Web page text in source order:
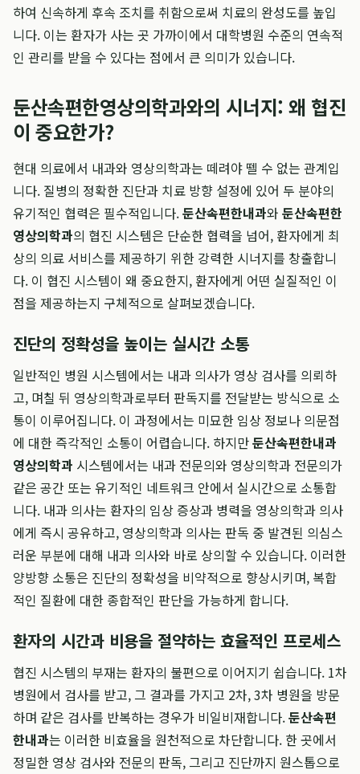
하여 신속하게 후속 조치를 취함으로써 치료의 완성도를 높입
니다. 이는 환자가 사는 곳 가까이에서 대학병원 수준의 연속적
인 관리를 받을 수 있다는 점에서 큰 의미가 있습니다.
둔산속편한영상의학과와의 시너지: 왜 협진
이 중요한가?
현대 의료에서 내과와 영상의학과는 떼려야 뗄 수 없는 관계입
니다. 질병의 정확한 진단과 치료 방향 설정에 있어 두 분야의
유기적인 협력은 필수적입니다.둔산속편한내과와 둔산속편한
영상의학과의 협진 시스템은 단순한 협력을 넘어, 환자에게 최
상의 의료 서비스를 제공하기 위한 강력한 시너지를 창출합니
다. 이 협진 시스템이 왜 중요한지, 환자에게 어떤 실질적인 이
점을 제공하는지 구체적으로 살펴보겠습니다.
진단의 정확성을 높이는 실시간 소통
일반적인 병원 시스템에서는 내과 의사가 영상 검사를 의뢰하
고, 며칠 뒤 영상의학과로부터 판독지를 전달받는 방식으로 소
통이 이루어집니다. 이 과정에서는 미묘한 임상 정보나 의문점
에 대한 즉각적인 소통이 어렵습니다. 하지만둔산속편한내과
영상의학과 시스템에서는 내과 전문의와 영상의학과 전문의가
같은 공간 또는 유기적인 네트워크 안에서 실시간으로 소통합
니다. 내과 의사는 환자의 임상 증상과 병력을 영상의학과 의사
에게 즉시 공유하고, 영상의학과 의사는 판독 중 발견된 의심스
러운 부분에 대해 내과 의사와 바로 상의할 수 있습니다. 이러한
양방향 소통은 진단의 정확성을 비약적으로 향상시키며, 복합
적인 질환에 대한 종합적인 판단을 가능하게 합니다.
환자의 시간과 비용을 절약하는 효율적인 프로세스
협진 시스템의 부재는 환자의 불편으로 이어지기 쉽습니다. 1차
병원에서 검사를 받고, 그 결과를 가지고 2차, 3차 병원을 방문
하며 같은 검사를 반복하는 경우가 비일비재합니다.둔산속편
한내과는 이러한 비효율을 원천적으로 차단합니다. 한 곳에서
정밀한 영상 검사와 전문의 판독, 그리고 진단까지 원스톱으로